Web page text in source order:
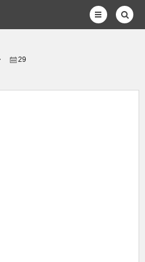
29